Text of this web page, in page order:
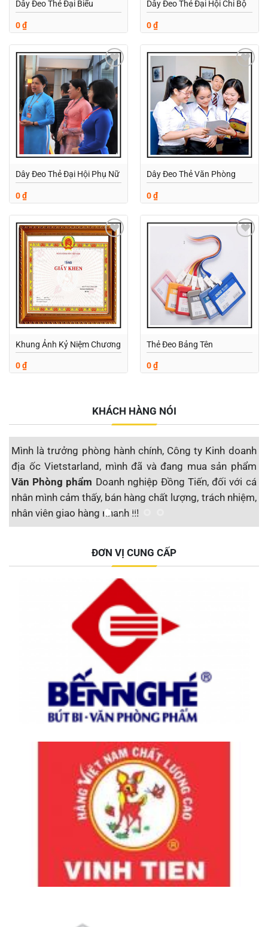
Dây Đeo Thẻ Đại Biểu
0₫
Dây Đeo Thẻ Đại Hội Chi Bộ
0₫
Add to
wishlist
Dây Đeo Thẻ Đại Hội Phụ Nữ
0₫
wishlist
Dây Đeo Thẻ Văn Phòng
0₫
Add to
wishlist
Khung Ảnh Kỷ Niệm Chương
0₫
Thẻ Đeo Bảng Tên
0₫
KHÁCH HÀNG NÓI
Mình là trưởng phòng hành chính, Công ty Kinh doanh
địa ốc Vietstarland, mình đã và đang mua sản phẩm
Văn Phòng phẩm Doanh nghiệp Đồng Tiến, đối với cá
nhân mình cảm thấy, bán hàng chất lượng, trách nhiệm,
nhân viên giao hàng nhanh !!!
ĐƠN VỊ CUNG CẤP